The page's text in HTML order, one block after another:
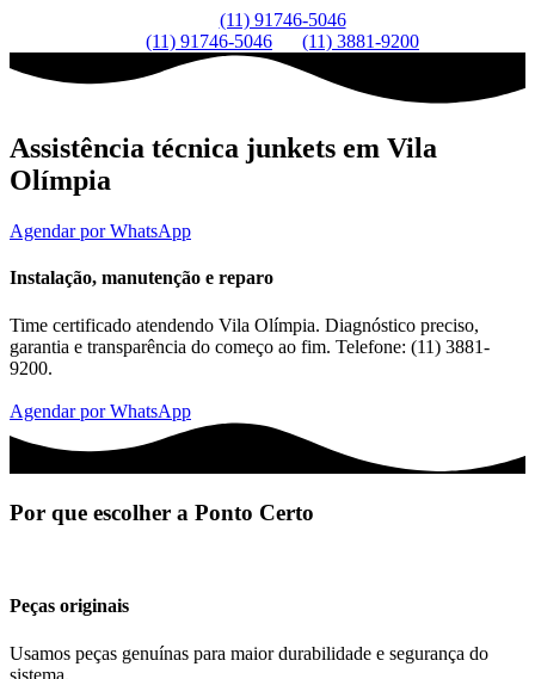
(11) 91746-5046
(11) 91746-5046
(11) 3881-9200
Assistência técnica junkets em Vila
Olímpia
Agendar por WhatsApp
Instalação, manutenção e reparo
Time certificado atendendo Vila Olímpia. Diagnóstico preciso,
garantia e transparência do começo ao fim. Telefone: (11) 3881-
9200.
Agendar por WhatsApp
Por que escolher a Ponto Certo
Peças originais
Usamos peças genuínas para maior durabilidade e segurança do
sistema.